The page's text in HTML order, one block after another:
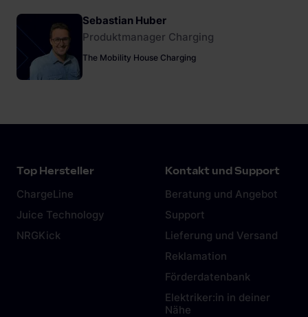
Sebastian Huber
Produktmanager Charging
The Mobility House Charging
Top Hersteller
ChargeLine
Juice Technology
NRGKick
Kontakt und Support
Beratung und Angebot
Support
Lieferung und Versand
Reklamation
Förderdatenbank
Elektriker:in in deiner
Nähe